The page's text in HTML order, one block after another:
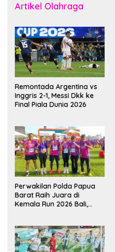
Artikel Olahraga
Remontada Argentina vs
Inggris 2-1, Messi Dkk ke
Final Piala Dunia 2026
Perwakilan Polda Papua
Barat Raih Juara di
Kemala Run 2026 Bali,